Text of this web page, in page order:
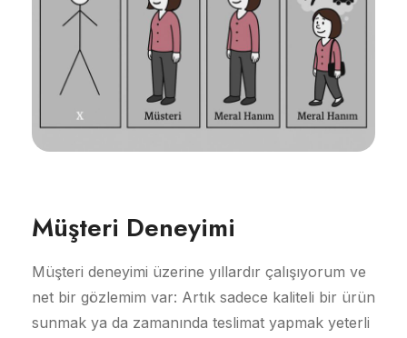
Müşteri Deneyimi
Müşteri deneyimi üzerine yıllardır çalışıyorum ve
net bir gözlemim var: Artık sadece kaliteli bir ürün
sunmak ya da zamanında teslimat yapmak yeterli